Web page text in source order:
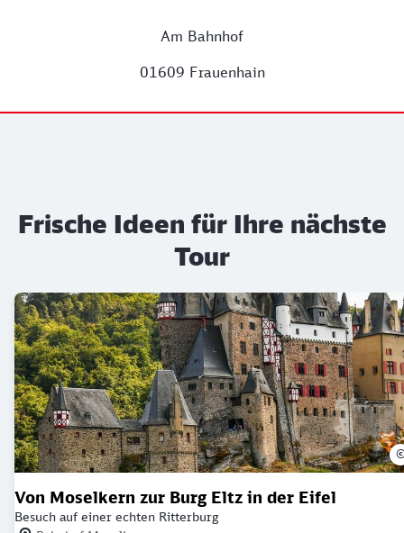
Am Bahnhof
01609 Frauenhain
Frische Ideen für Ihre nächste
Tour
Von Moselkern zur Burg Eltz in der Eifel
Besuch auf einer echten Ritterburg